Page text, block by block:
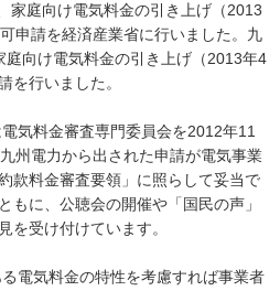
家庭向け電気料金の引き上げ（2013
申請を経済産業省に行いました。九
向け電気料金の引き上げ（2013年4
を行いました。
気料金審査専門委員会を2012年11
州電力から出された申請が電気事業
款料金審査要領」に照らして妥当で
もに、公聴会の開催や「国民の声」
を受け付けています。
電気料金の特性を考慮すれば事業者